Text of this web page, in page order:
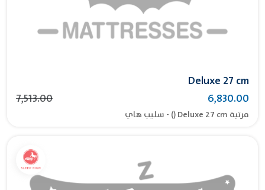
Deluxe 27 cm
6,830.00
7,513.00
مرتبة Deluxe 27 cm () - سليب هاي